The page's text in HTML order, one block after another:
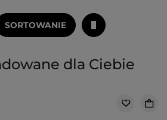
SORTOWANIE
dla Ciebie